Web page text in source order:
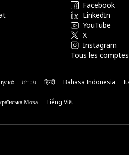
Facebook
LinkedIn
YouTube
X
Instagram
Tous les
עברית हिन्दी Bahasa Indonesia
Мова Tiếng Việt